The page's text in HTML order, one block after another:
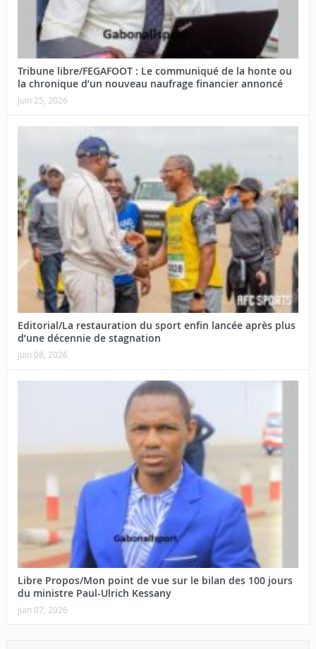
Tribune libre/FEGAFOOT : Le communiqué de la honte ou
la chronique d’un nouveau naufrage financier annoncé
juin 25, 2026
Editorial/La restauration du sport enfin lancée après plus
d’une décennie de stagnation
juin 08, 2026
Libre Propos/Mon point de vue sur le bilan des 100 jours
du ministre Paul-Ulrich Kessany
juin 07, 2026